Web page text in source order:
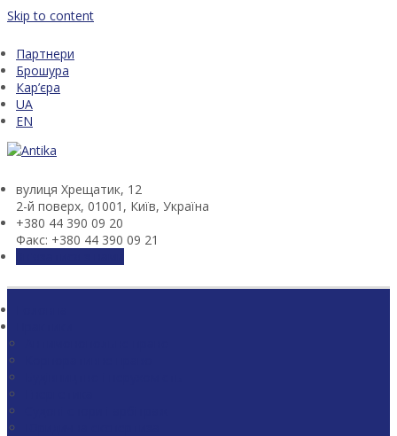
Skip to content
Партнери
Брошура
Кар’єра
UA
EN
вулиця Хрещатик, 12
2-й поверх, 01001, Київ, Україна
+380 44 390 09 20
Факс: +380 44 390 09 21